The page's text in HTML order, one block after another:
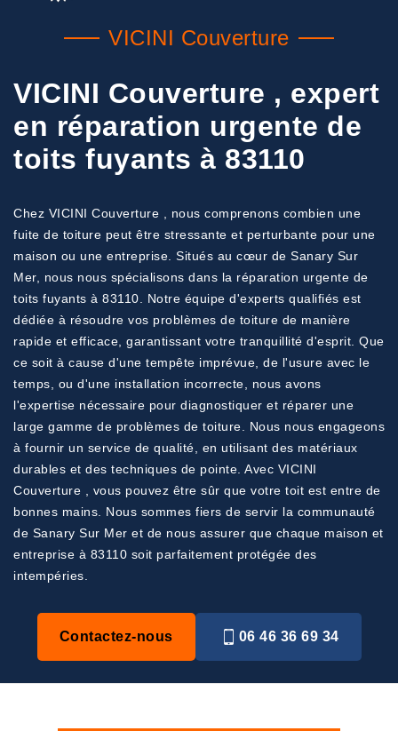
VICINI Couverture
VICINI Couverture , expert
en réparation urgente de
toits fuyants à 83110
Chez VICINI Couverture , nous comprenons combien une
fuite de toiture peut être stressante et perturbante pour une
maison ou une entreprise. Situés au cœur de Sanary Sur
Mer, nous nous spécialisons dans la réparation urgente de
toits fuyants à 83110. Notre équipe d'experts qualifiés est
dédiée à résoudre vos problèmes de toiture de manière
rapide et efficace, garantissant votre tranquillité d'esprit. Que
ce soit à cause d'une tempête imprévue, de l'usure avec le
temps, ou d'une installation incorrecte, nous avons
l'expertise nécessaire pour diagnostiquer et réparer une
large gamme de problèmes de toiture. Nous nous engageons
à fournir un service de qualité, en utilisant des matériaux
durables et des techniques de pointe. Avec VICINI
Couverture , vous pouvez être sûr que votre toit est entre de
bonnes mains. Nous sommes fiers de servir la communauté
de Sanary Sur Mer et de nous assurer que chaque maison et
entreprise à 83110 soit parfaitement protégée des
intempéries.
Contactez-nous 06 46 36 69 34